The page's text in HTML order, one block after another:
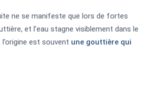
ne se manifeste que lors de fortes
et l’eau stagne visiblement dans le
est souvent une gouttière qui